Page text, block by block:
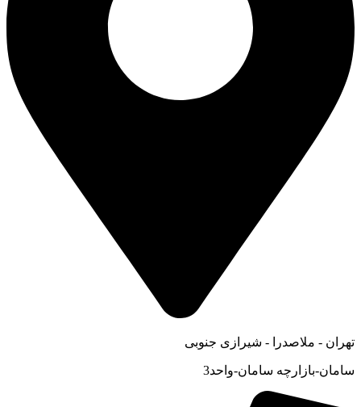
تهران - ملاصدرا - شیرازی جنوبی
سامان-بازارچه سامان-واحد3